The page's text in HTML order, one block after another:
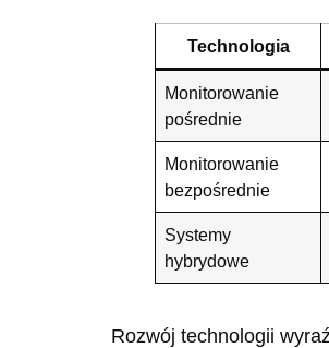
Technologia
Monitorowanie
pośrednie
Monitorowanie
bezpośrednie
Systemy
hybrydowe
Rozwój technologii